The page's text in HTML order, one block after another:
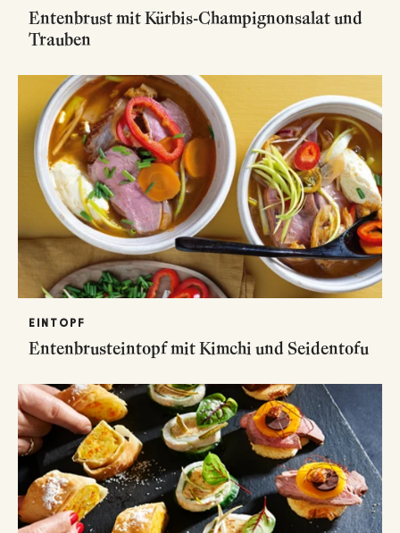
Entenbrust mit Kürbis-Champignonsalat und
Trauben
EINTOPF
Entenbrusteintopf mit Kimchi und Seidentofu